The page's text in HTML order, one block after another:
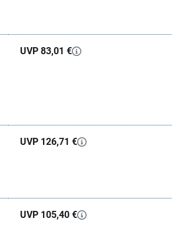
UVP 83,01 €
UVP 126,71 €
UVP 105,40 €